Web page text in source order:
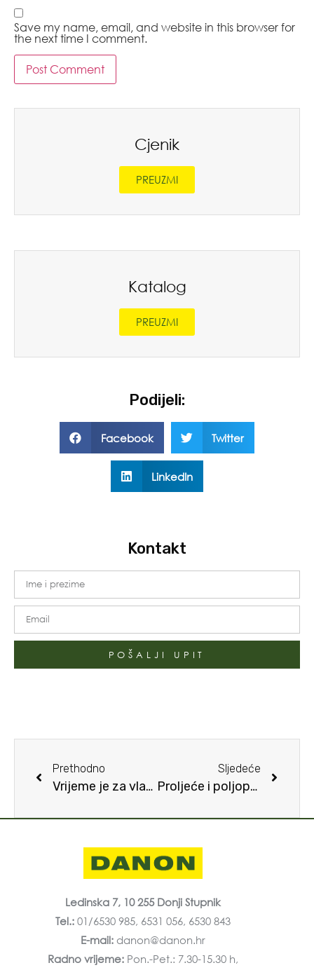
Save my name, email, and website in this browser for
the next time I comment.
Cjenik
PREUZMI
Katalog
PREUZMI
Podijeli:
Facebook Twitter
LinkedIn
Kontakt
POŠALJI UPIT
Prethodno
Vrijeme je za vlastiti plastenik
Sljedeće
Proljeće i poljoprivredne aktivnosti
Ledinska 7, 10 255 Donji Stupnik
Tel.:01/6530 985, 6531 056, 6530 843
E-mail:danon@danon.hr
Radno vrijeme: Pon.-Pet.: 7.30-15.30 h,